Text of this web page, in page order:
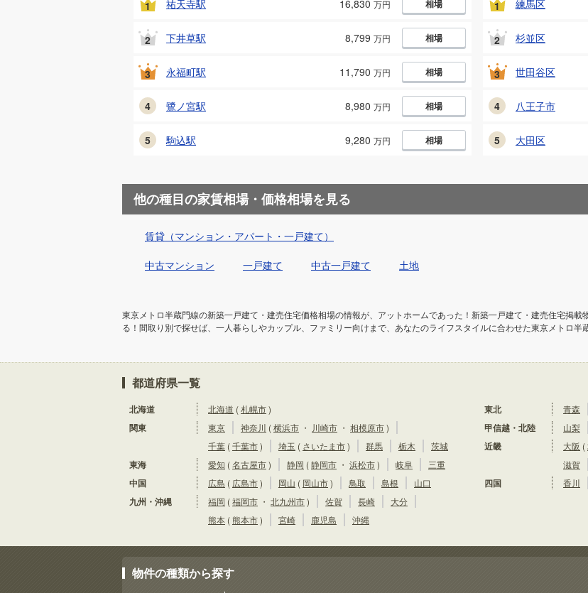
1 祐天寺駅 16,830 万円 相場
2 下井草駅 8,799 万円 相場
3 永福町駅 11,790 万円 相場
4 鷺ノ宮駅 8,980 万円 相場
5 駒込駅 9,280 万円 相場
1 練馬区
2 杉並区
3 世田谷区
4 八王子市
5 大田区
他の種目の家賃相場・価格相場を見る
賃貸（マンション・アパート・一戸建て）
中古マンション 一戸建て 中古一戸建て 土地
東京メトロ半蔵門線の新築一戸建て・建売住宅価格相場の情報が、アットホームであった！新築一戸建て・建売住宅掲
る！間取り別で探せば、一人暮らしやカップル、ファミリー向けまで、あなたのライフスタイルに合わせた東京メトロ半
都道府県一覧
北海道 北海道 (札幌市)
関東 東京 神奈川 (横浜市 ・ 川崎市 ・ 相模原市)
千葉 (千葉市) 埼玉 ( さいたま市) 群馬 栃木 茨城
東海 愛知 (名古屋市) 静岡 (静岡市 ・ 浜松市) 岐阜 三重
中国 広島 ( 広島市) 岡山 ( 岡山市) 鳥取 島根 山口
九州・沖縄 福岡 (福岡市 ・ 北九州市) 佐賀 長崎
大分
熊本 (熊本市) 宮崎 鹿児島 沖縄
東北 青森
甲信越・北陸 山梨
近畿 大阪 (
滋賀
四国 香川
物件の種類から探す